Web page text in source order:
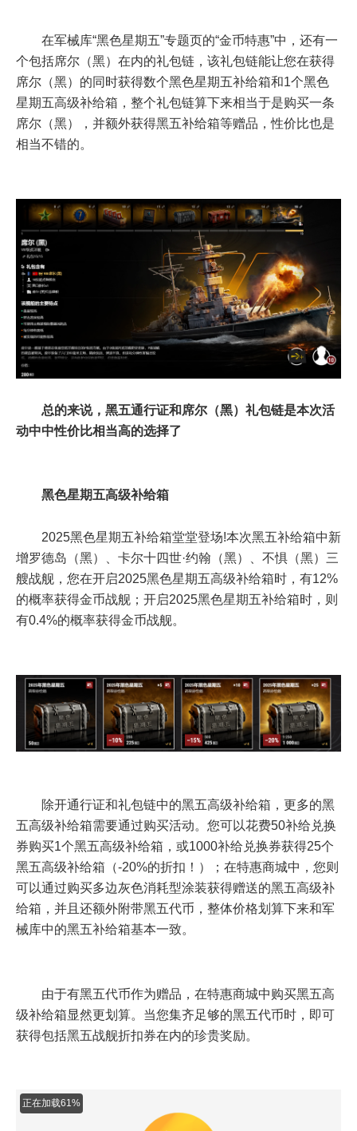
在军械库“黑色星期五”专题页的“金币特惠”中，还有一
个包括席尔（黑）在内的礼包链，该礼包链能让您在获得
席尔（黑）的同时获得数个黑色星期五补给箱和1个黑色
星期五高级补给箱，整个礼包链算下来相当于是购买一条
席尔（黑），并额外获得黑五补给箱等赠品，性价比也是
相当不错的。
总的来说，黑五通行证和席尔（黑）礼包链是本次活
动中中性价比相当高的选择了
黑色星期五高级补给箱
2025黑色星期五补给箱堂堂登场!本次黑五补给箱中新
增罗德岛（黑）、卡尔十四世·约翰（黑）、不惧（黑）三
艘战舰，您在开启2025黑色星期五高级补给箱时，有12%
的概率获得金币战舰；开启2025黑色星期五补给箱时，则
有0.4%的概率获得金币战舰。
除开通行证和礼包链中的黑五高级补给箱，更多的黑
五高级补给箱需要通过购买活动。您可以花费50补给兑换
券购买1个黑五高级补给箱，或1000补给兑换券获得25个
黑五高级补给箱（-20%的折扣！）；在特惠商城中，您则
可以通过购买多边灰色消耗型涂装获得赠送的黑五高级补
给箱，并且还额外附带黑五代币，整体价格划算下来和军
械库中的黑五补给箱基本一致。
由于有黑五代币作为赠品，在特惠商城中购买黑五高
级补给箱显然更划算。当您集齐足够的黑五代币时，即可
获得包括黑五战舰折扣券在内的珍贵奖励。
正在加载84%